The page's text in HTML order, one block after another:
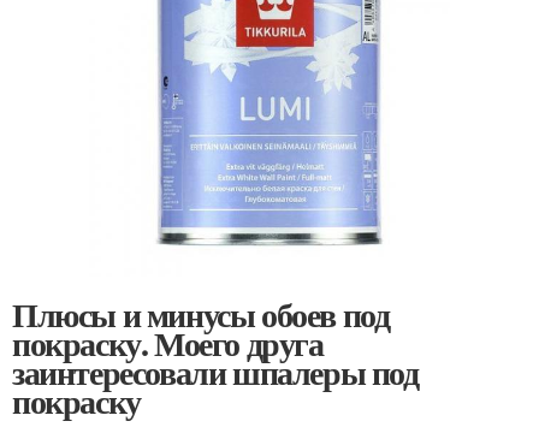
Плюсы и минусы обоев под
покраску. Моего друга
заинтересовали шпалеры под
покраску